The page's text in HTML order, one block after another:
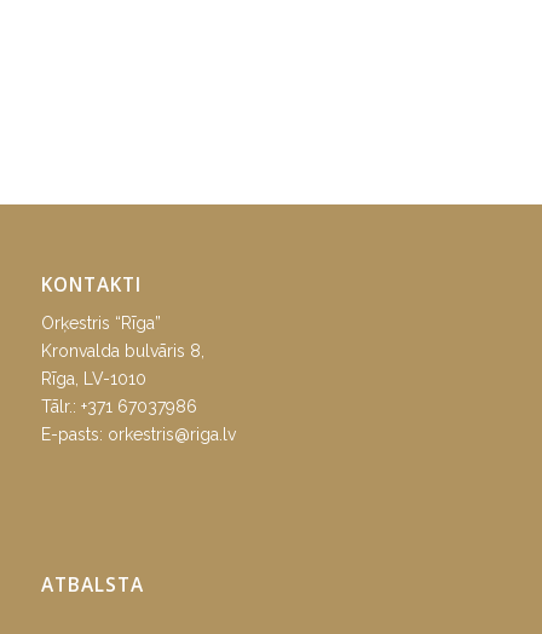
KONTAKTI
Orķestris “Rīga”
Kronvalda bulvāris 8,
Rīga, LV-1010
Tālr.: +371 67037986
E-pasts: orkestris@riga.lv
ATBALSTA